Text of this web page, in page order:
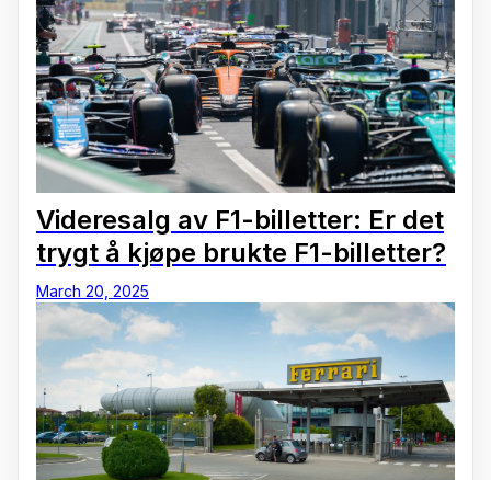
Videresalg av F1-billetter: Er det
trygt å kjøpe brukte F1-billetter?
March 20, 2025